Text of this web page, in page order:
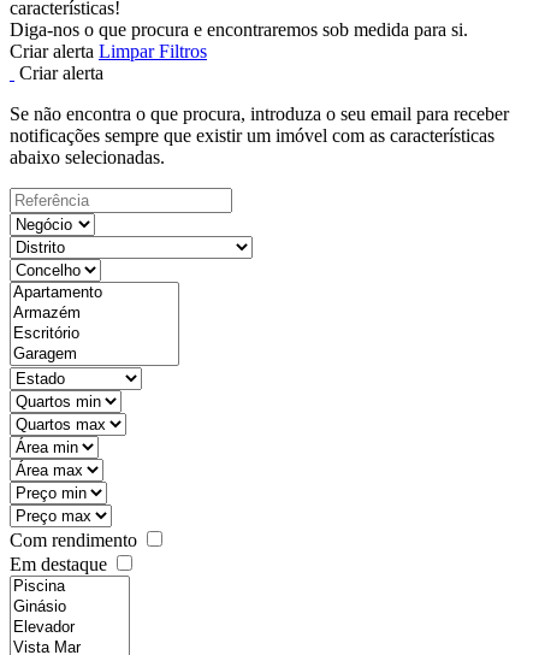
características!
Diga-nos o que procura e encontraremos sob medida para si.
Criar alerta Limpar Filtros
Criar alerta
Se não encontra o que procura, introduza o seu email para receber
notificações sempre que existir um imóvel com as características
abaixo selecionadas.
Com rendimento
Em destaque